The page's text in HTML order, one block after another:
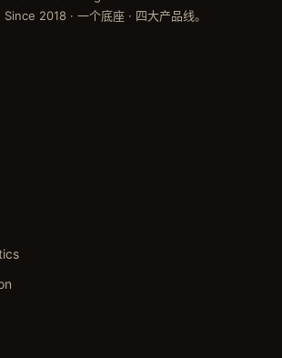
2018 · 一个底座 · 四大产品线。